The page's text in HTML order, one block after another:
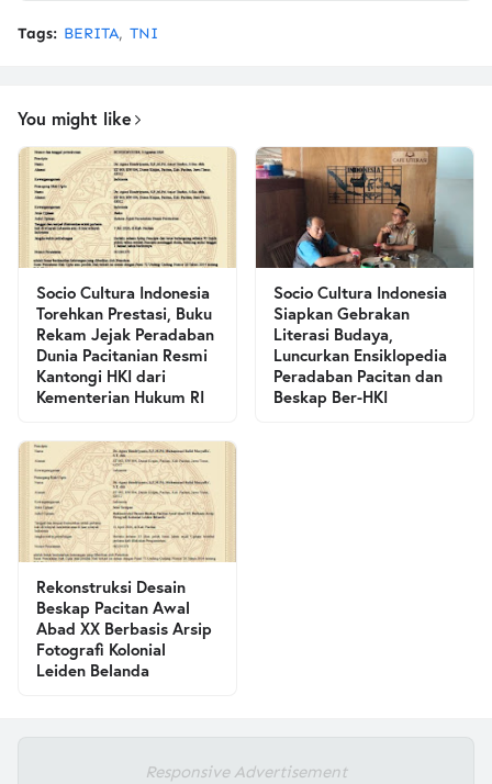
Tags: BERITA TNI
You might like
Socio Cultura Indonesia
Torehkan Prestasi, Buku
Rekam Jejak Peradaban
Dunia Pacitanian Resmi
Kantongi HKI dari
Kementerian Hukum RI
Socio Cultura Indonesia
Siapkan Gebrakan
Literasi Budaya,
Luncurkan Ensiklopedia
Peradaban Pacitan dan
Beskap Ber-HKI
Rekonstruksi Desain
Beskap Pacitan Awal
Abad XX Berbasis Arsip
Fotografi Kolonial
Leiden Belanda
Responsive Advertisement